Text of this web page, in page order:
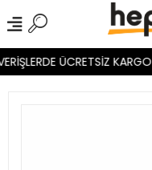
ÜCRETSİZ KARGO!